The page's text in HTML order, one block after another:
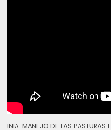
INIA: MANEJO DE LAS PASTURAS